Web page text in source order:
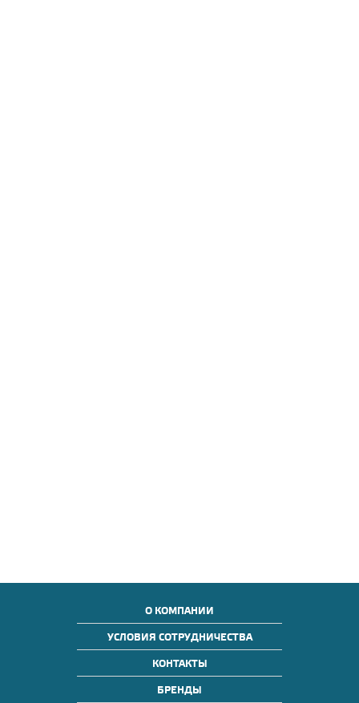
О КОМПАНИИ
УСЛОВИЯ СОТРУДНИЧЕСТВА
КОНТАКТЫ
БРЕНДЫ